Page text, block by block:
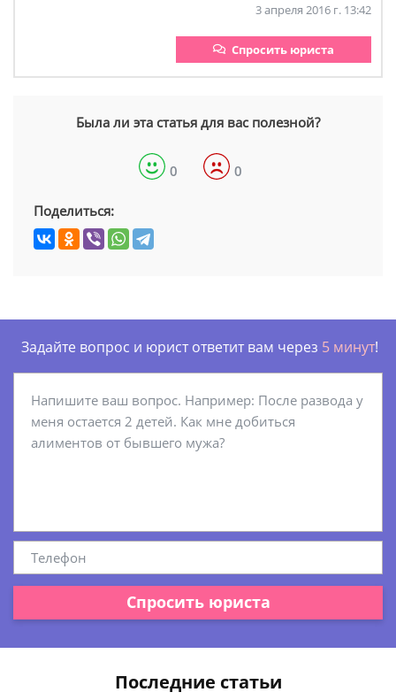
3 апреля 2016 г. 13:42
Спросить юриста
Была ли эта статья для вас полезной?
0 0
Поделиться:
Задайте вопрос и юрист ответит вам через 5 минут!
Спросить юриста
Последние статьи